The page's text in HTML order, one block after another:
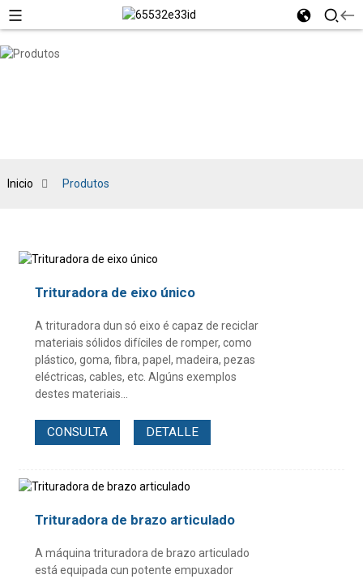
Inicio Produtos
Trituradora de eixo único
A trituradora dun só eixo é capaz de reciclar
materiais sólidos difíciles de romper, como
plástico, goma, fibra, papel, madeira, pezas
eléctricas, cables, etc. Algúns exemplos
destes materiais...
CONSULTA DETALLE
Trituradora de brazo articulado
A máquina trituradora de brazo articulado
está equipada cun potente empuxador